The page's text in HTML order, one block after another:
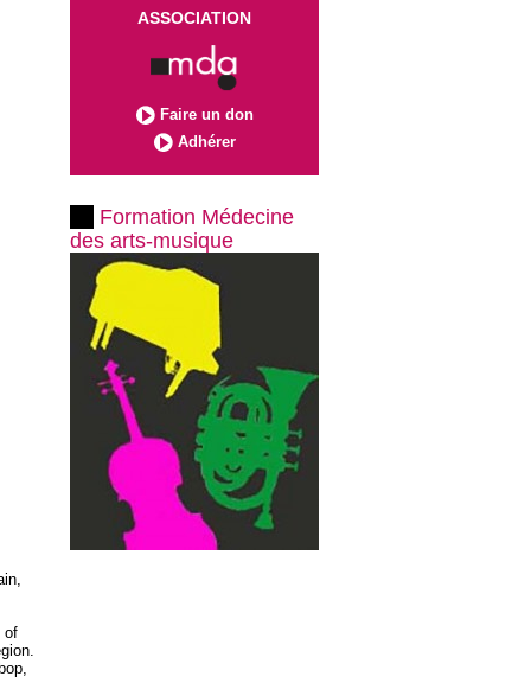
of
ASSOCIATION
Faire un don
Adhérer
Formation Médecine
des arts-musique